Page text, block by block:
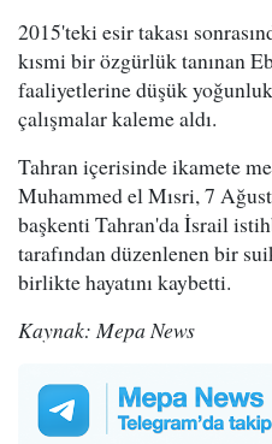
2015'teki esir takası
kısmi bir özgürlük tanınan
faaliyetlerine düşük
çalışmalar kaleme aldı.
Tahran içerisinde ikamete
Muhammed el Mısri, 7
başkenti Tahran'da İsrail
tarafından düzenlenen bir
birlikte hayatını kaybetti.
Kaynak: Mepa News